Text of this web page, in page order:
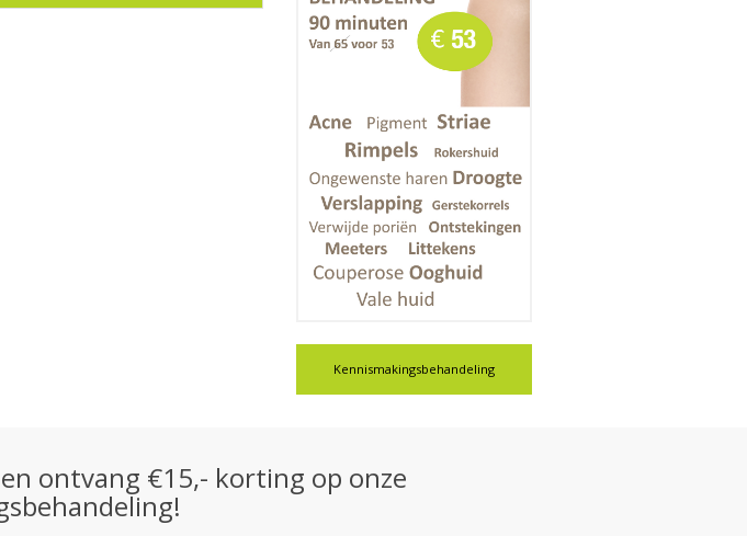
Kennismakingsbehandeling
ontvang €15,- korting op onze